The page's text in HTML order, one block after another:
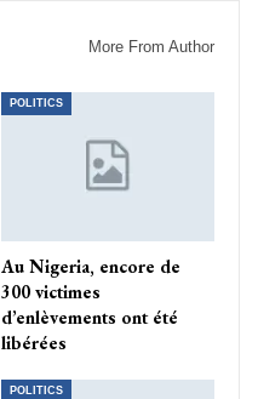
More From Author
POLITICS
Au Nigeria, encore de
300 victimes
d’enlèvements ont été
libérées
POLITICS